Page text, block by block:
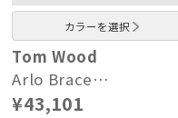
カラーを選択
Tom Wood
Arlo Brace…
¥43,101